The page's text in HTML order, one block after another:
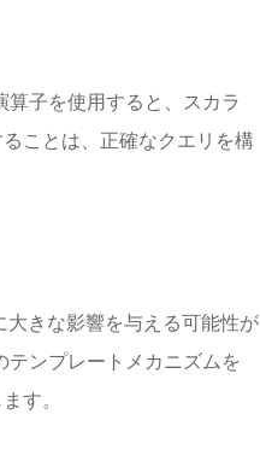
子を使用すると、スカラ
ことは、正確なクエリを構
大きな影響を与える可能性が
ンプレートメカニズムを
す。